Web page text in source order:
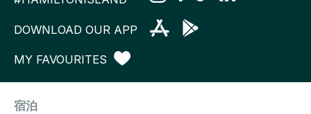
DOWNLOAD OUR APP
MY FAVOURITES
宿泊